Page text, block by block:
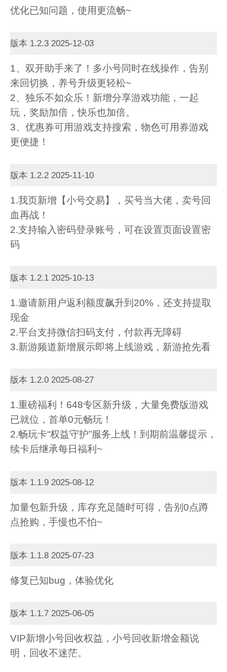
优化已知问题，使用更流畅~
版本 1.2.3 2025-12-03
1、双开助手来了！多小号同时在线操作，告别
来回切换，养号升级更轻松~
2、独乐不如众乐！新增分享游戏功能，一起
玩，奖励加倍，快乐也加倍。
3、优惠券可用游戏支持搜索，物色可用券游戏
更便捷！
版本 1.2.2 2025-11-10
1.我页新增【小号交易】，买号当大佬，卖号回
血再战！
2.支持输入密码登录账号，可在设置页面设置密
码
版本 1.2.1 2025-10-13
1.邀请新用户返利额度飙升到20%，还支持提取
现金
2.平台支持微信扫码支付，付款再无障碍
3.新游频道新增展示即将上线游戏，新游抢先看
版本 1.2.0 2025-08-27
1.重磅福利！648专区新升级，大量免费版游戏
已就位，首单0元畅玩！
2.畅玩卡“权益守护”服务上线！到期前温馨提示，
续卡后继承每日福利~
版本 1.1.9 2025-08-12
加量包新升级，库存充足随时可得，告别0点蹲
点抢购，手慢也不怕~
版本 1.1.8 2025-07-23
修复已知bug，体验优化
版本 1.1.7 2025-06-05
VIP新增小号回收权益，小号回收新增金额说
明，回收不迷茫。